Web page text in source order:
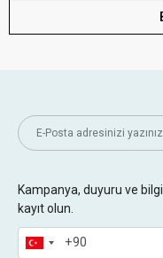
Kampanya, duyuru ve
kayıt olun.